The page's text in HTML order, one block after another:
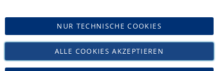
Versand
Vertrag widerrufenALLE COOKIES AKZEPTIEREN
NUR TECHNISCHE COOKIES